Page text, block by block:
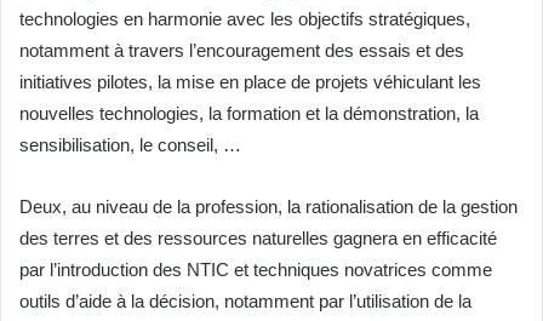
technologies en harmonie avec les objectifs stratégiques,
notamment à travers l’encouragement des essais et des
initiatives pilotes, la mise en place de projets véhiculant les
nouvelles technologies, la formation et la démonstration, la
sensibilisation, le conseil, …
Deux, au niveau de la profession, la rationalisation de la gestion
des terres et des ressources naturelles gagnera en efficacité
par l’introduction des NTIC et techniques novatrices comme
outils d’aide à la décision, notamment par l’utilisation de la